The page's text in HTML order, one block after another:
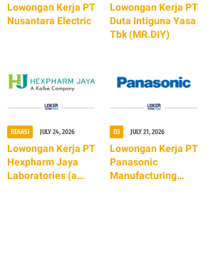
Lowongan Kerja PT
Nusantara Electric
Lowongan Kerja PT
Duta Intiguna Yasa
Tbk (MR.DIY)
BEKASI JULY 24, 2026
Lowongan Kerja PT
Hexpharm Jaya
Laboratories (a
D3 JULY 21, 2026
Lowongan Kerja PT
Panasonic
Manufacturing